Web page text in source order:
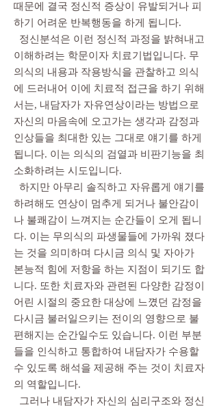
때문에 결국 정신적 증상이 유발되거나 피
하기 어려운 반복행동을 하게 됩니다.
​ 정신분석은 이런 정신적 과정을 밝혀내고
이해하려는 학문이자 치료기법입니다. 무
의식의 내용과 작용방식을 관찰하고 의식
에 드러내어 이에 치료적 접근을 하기 위해
서는, 내담자가 자유연상이라는 방법으로
자신의 마음속에 오고가는 생각과 감정과
인상들을 최대한 있는 그대로 얘기를 하게
됩니다. 이는 의식의 검열과 비판기능을 최
소화하려는 시도입니다.
하지만 아무리 솔직하고 자유롭게 얘기를
하려해도 연상이 멈추게 되거나 불안감이
나 불쾌감이 느껴지는 순간들이 오게 됩니
다. 이는 무의식의 파생물들에 가까워 졌다
는 것을 의미하며 다시금 의식 및 자아가
본능적 힘에 저항을 하는 지점이 되기도 합
니다. 또한 치료자와 관련된 다양한 감정이
어린 시절의 중요한 대상에 느꼈던 감정을
다시금 불러일으키는 전이의 영향으로 불
편해지는 순간일수도 있습니다. 이런 부분
들을 인식하고 통합하여 내담자가 수용할
수 있도록 해석을 제공해 주는 것이 치료자
의 역할입니다.
그러나 내담자가 자신의 심리구조와 정신